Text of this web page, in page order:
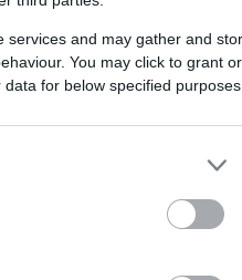
services and may gather and
You may click to grant or
for below specified purposes